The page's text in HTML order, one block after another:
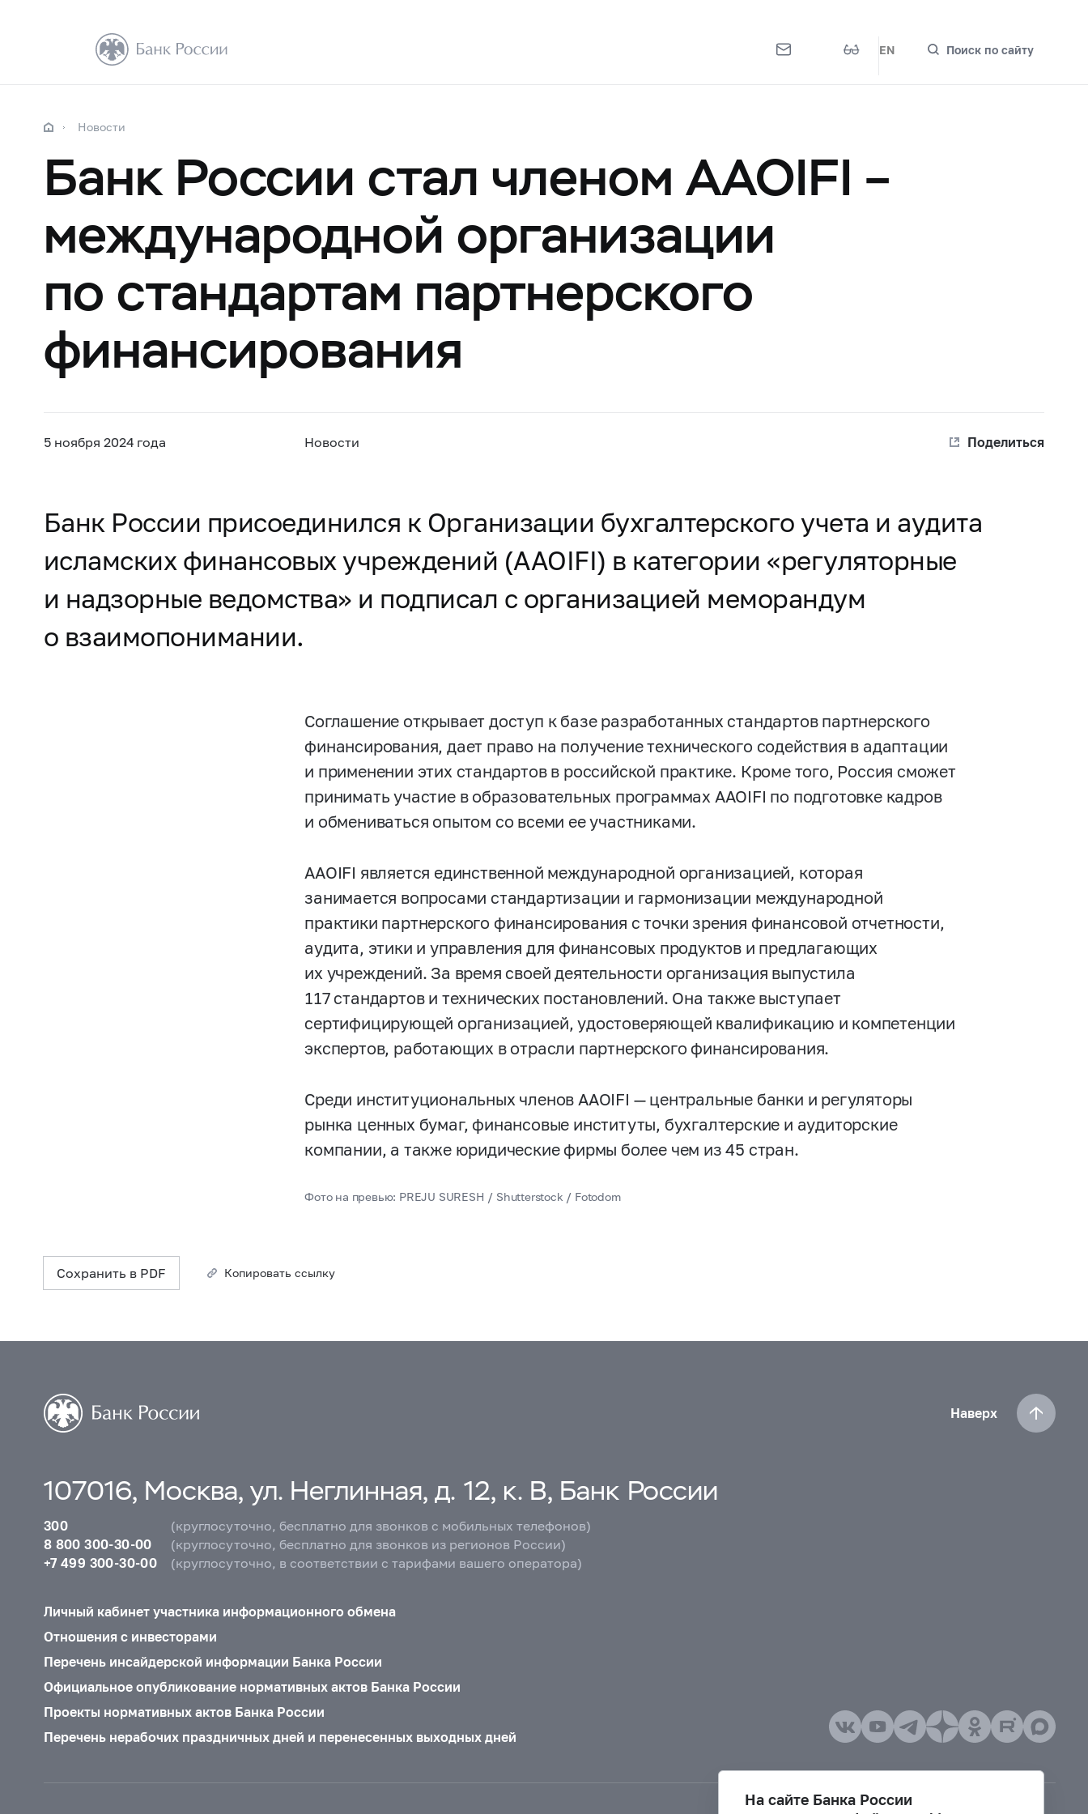
EN Поиск по сайту
Новости
Банк России стал членом AAOIFI –
международной организации
по стандартам партнерского
финансирования
5 ноября 2024 года Новости Поделиться
Банк России присоединился к Организации бухгалтерского учета и аудита
исламских финансовых учреждений (AAOIFI) в категории «регуляторные
и надзорные ведомства» и подписал с организацией меморандум
о взаимопонимании.
Соглашение открывает доступ к базе разработанных стандартов партнерского
финансирования, дает право на получение технического содействия в адаптации
и применении этих стандартов в российской практике. Кроме того, Россия сможет
принимать участие в образовательных программах AAOIFI по подготовке кадров
и обмениваться опытом со всеми ее участниками.
AAOIFI является единственной международной организацией, которая
занимается вопросами стандартизации и гармонизации международной
практики партнерского финансирования с точки зрения финансовой отчетности,
аудита, этики и управления для финансовых продуктов и предлагающих
их учреждений. За время своей деятельности организация выпустила
117 стандартов и технических постановлений. Она также выступает
сертифицирующей организацией, удостоверяющей квалификацию и компетенции
экспертов, работающих в отрасли партнерского финансирования.
Среди институциональных членов AAOIFI — центральные банки и регуляторы
рынка ценных бумаг, финансовые институты, бухгалтерские и аудиторские
компании, а также юридические фирмы более чем из 45 стран.
Фото на превью: PREJU SURESH / Shutterstock / Fotodom
Сохранить в PDF Копировать ссылку
Наверх
107016, Москва, ул. Неглинная, д. 12, к. В, Банк России
300
(круглосуточно, бесплатно для звонков с мобильных телефонов)
8 800 300-30-00
(круглосуточно, бесплатно для звонков из регионов России)
+7 499 300-30-00
(круглосуточно, в соответствии с тарифами вашего оператора)
Личный кабинет участника информационного обмена
Отношения с инвесторами
Перечень инсайдерской информации Банка России
Официальное опубликование нормативных актов Банка России
Проекты нормативных актов Банка России
Перечень нерабочих праздничных дней и перенесенных выходных дней
На сайте Банка России